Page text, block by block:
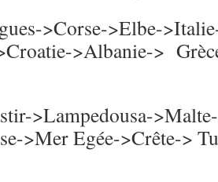
>Corse->Elbe-
>Albanie->
>Lampedousa-
>Mer Egée->Crête->